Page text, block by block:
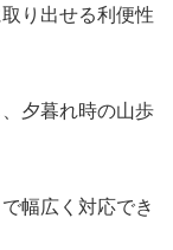
り出せる利便性
夕暮れ時の山歩
幅広く対応でき